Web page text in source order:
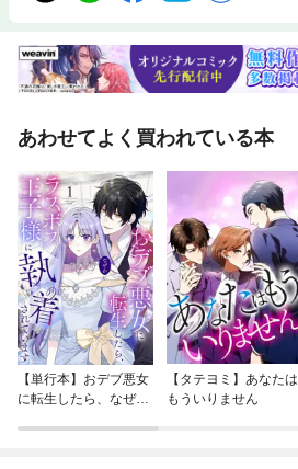
あわせてよく買われている本
【単行本】おデブ悪女
に転生したら、なぜか
【タテヨミ】あなたは
もういりません